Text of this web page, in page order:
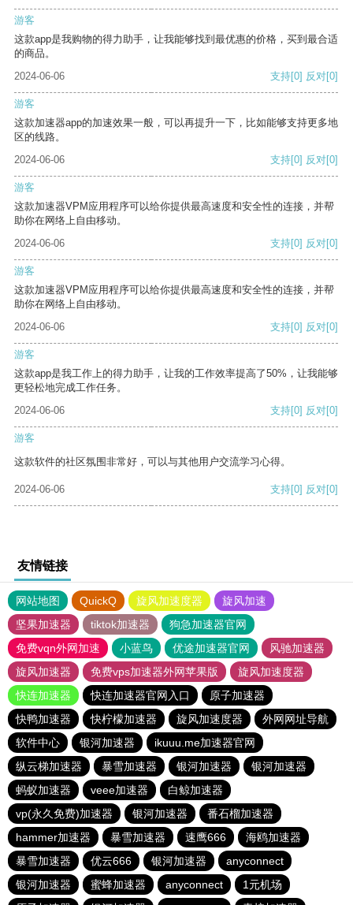
游客
这款app是我购物的得力助手，让我能够找到最优惠的价格，买到最合适
的商品。
2024-06-06
支持[0] 反对[0]
游客
这款加速器app的加速效果一般，可以再提升一下，比如能够支持更多地
区的线路。
2024-06-06
支持[0] 反对[0]
游客
这款加速器VPM应用程序可以给你提供最高速度和安全性的连接，并帮
助你在网络上自由移动。
2024-06-06
支持[0] 反对[0]
游客
这款加速器VPM应用程序可以给你提供最高速度和安全性的连接，并帮
助你在网络上自由移动。
2024-06-06
支持[0] 反对[0]
游客
这款app是我工作上的得力助手，让我的工作效率提高了50%，让我能够
更轻松地完成工作任务。
2024-06-06
支持[0] 反对[0]
游客
这款软件的社区氛围非常好，可以与其他用户交流学习心得。
2024-06-06 支持[0] 反对[0]
友情链接
网站地图 QuickQ 旋风加速度器
旋风加速
坚果加速器
tiktok加速器
狗急加速器官网
免费vqn外网加速
小蓝鸟 优途加速器官网
风驰加速器
旋风加速器
免费vps加速器外网苹果版
旋风加速度器
快连加速器
快连加速器官网入口
原子加速器
快鸭加速器
快柠檬加速器 旋风加速度器
外网网址导航
软件中心
银河加速器
ikuuu.me加速器官网
纵云梯加速器
暴雪加速器 银河加速器
银河加速器
蚂蚁加速器
veee加速器
白鲸加速器
vp(永久免费)加速器
银河加速器
番石榴加速器
hammer加速器
暴雪加速器 速鹰666
海鸥加速器
暴雪加速器
优云666 银河加速器
anyconnect
银河加速器
蜜蜂加速器 anyconnect
1元机场